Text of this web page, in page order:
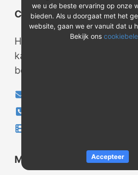
Contact
Heeft u vragen? Neem
kantooruren contact met
bekijk onze
Meer over REV
we u de beste ervaring op onze
bieden. Als u doorgaat met het
website, gaan we er vanuit dat u
Bekijk ons
Accepteer